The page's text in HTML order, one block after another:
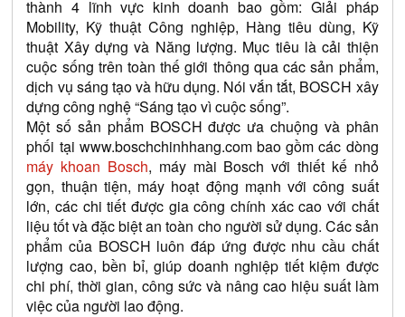
thành 4 lĩnh vực kinh doanh bao gồm: Giải pháp
Mobility, Kỹ thuật Công nghiệp, Hàng tiêu dùng, Kỹ
thuật Xây dựng và Năng lượng. Mục tiêu là cải thiện
cuộc sống trên toàn thế giới thông qua các sản phẩm,
dịch vụ sáng tạo và hữu dụng. Nói vắn tắt, BOSCH xây
dựng công nghệ “Sáng tạo vì cuộc sống”.
Một số sản phẩm BOSCH được ưa chuộng và phân
phối tại www.boschchinhhang.com
máy khoan Bosch, máy mài Bosch với thiết kế nhỏ
gọn, thuận tiện, máy hoạt động mạnh với công suất
lớn, các chi tiết được gia công chính xác cao với chất
liệu tốt và đặc biệt an toàn cho người sử dụng. Các sản
phẩm của BOSCH luôn đáp ứng được nhu cầu chất
lượng cao, bền bỉ, giúp doanh nghiệp tiết kiệm được
chi phí, thời gian, công sức và nâng cao hiệu suất làm
việc của người lao động.